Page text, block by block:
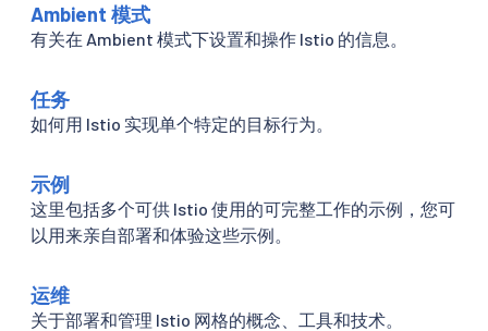
Ambient 模式
有关在 Ambient 模式下设置和操作 Istio 的信息。
任务
如何用 Istio 实现单个特定的目标行为。
示例
这里包括多个可供 Istio 使用的可完整工作的示例，您可
以用来亲自部署和体验这些示例。
运维
关于部署和管理 Istio 网格的概念、工具和技术。